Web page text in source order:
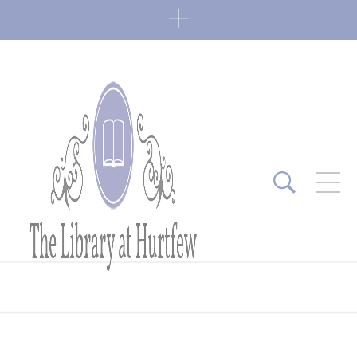
Fin de série 2022
7 janvier 2022 0 Comments
Lectures 2022
6 janvier 2022 0 Comments
Lectures 2021